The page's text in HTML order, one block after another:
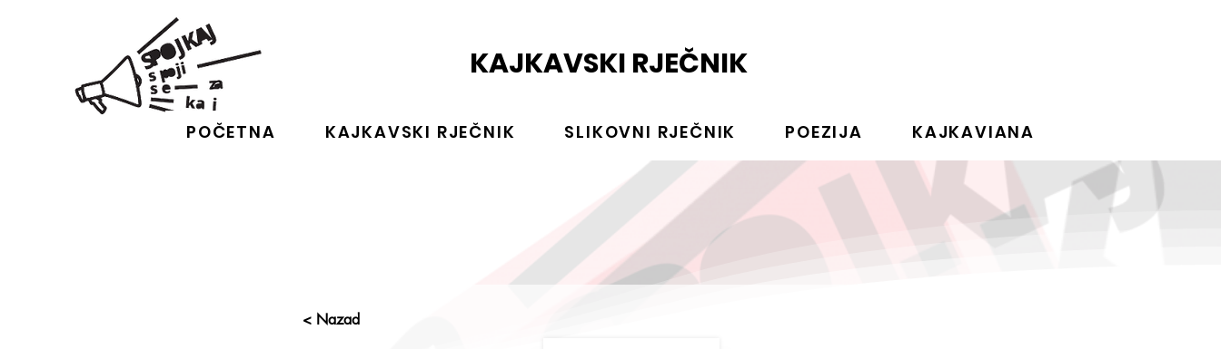
KAJKAVSKI RJEČNIK
POČETNA KAJKAVSKI RJEČNIK SLIKOVNI RJEČNIK POEZIJA KAJKAVIANA
< Nazad